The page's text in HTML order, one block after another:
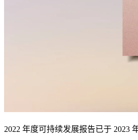
2022 年度可持续发展报告已于 2023